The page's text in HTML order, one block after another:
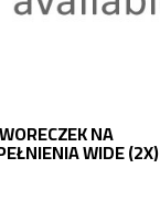
NA
WIDE (2X)